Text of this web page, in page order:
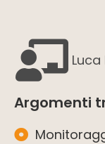
Argomenti